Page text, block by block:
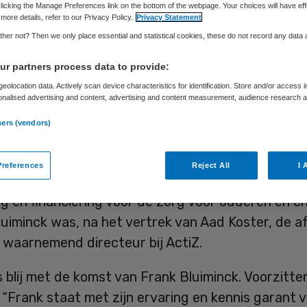
Skipr Redactie 4 januari 2016,16:09 42 keer gelezen
wordt de nieuwe directeur van de
Nederland (VGN). Hij neemt per 1
over van interim-directeur Willemijn Maas.
voor de ouderenzorg. Hij gaf daar
die zich bezighielden met
en financiering voor de zorg voor ouderen en
was, na het vertrek van Aad Koster, de
waarnemend directeur bij ActiZ.
blij met de komst van Frank Bluiminck.
“Frank staat met zijn ervaring en kennis garant
the Manage Preferences link on the bottom of the webpage. Your choices will have
details, refer to our Privacy Policy. Privacy Statement
not? Then we only place essential and statistical cookies, these do not record any data
partners process data to provide:
data. Actively scan device characteristics for identification. Store and/or access
advertising and content, advertising and content measurement, audience research
(vendors)
Reject All I